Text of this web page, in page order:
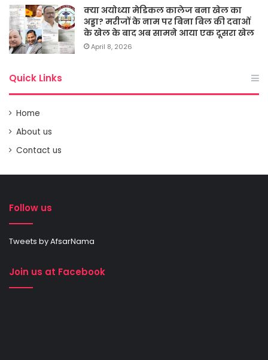
क्या अयोध्या मेडिकल कालेज बना खेल का
अड्डा? मरीजों के नाम पर बिना बिल की दवाओं
के खेल के बाद अब सामने आया एक दूसरा खेल
April 8, 2026
Quick Links
Home
About us
Contact us
Follow us
Tweets by AfsarNama
Join us at Facebook